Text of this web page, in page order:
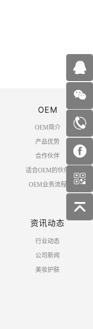
OEM
OEM简介
产品优势
合作伙伴
适合OEM的伙伴
OEM业务流程
资讯动态
行业动态
公司新闻
美妆护肤